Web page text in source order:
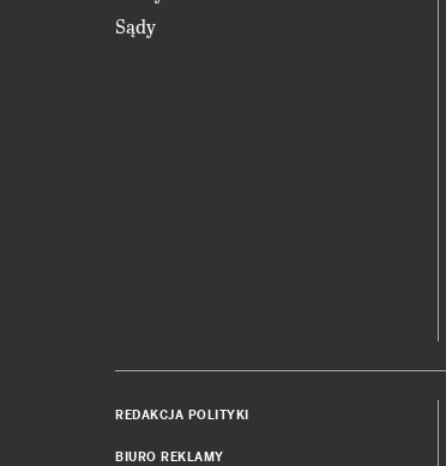
Sądy
REDAKCJA POLITYKI
BIURO REKLAMY